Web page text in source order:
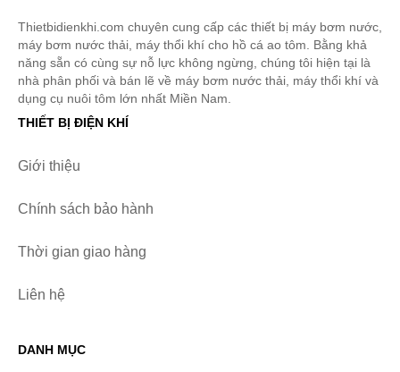
Thietbidienkhi.com chuyên cung cấp các thiết bị máy bơm nước,
máy bơm nước thải, máy thổi khí cho hồ cá ao tôm. Bằng khả
năng sẵn có cùng sự nỗ lực không ngừng, chúng tôi hiện tại là
nhà phân phối và bán lẽ về máy bơm nước thải, máy thổi khí và
dụng cụ nuôi tôm lớn nhất Miền Nam.
THIẾT BỊ ĐIỆN KHÍ
Giới thiệu
Chính sách bảo hành
Thời gian giao hàng
Liên hệ
DANH MỤC